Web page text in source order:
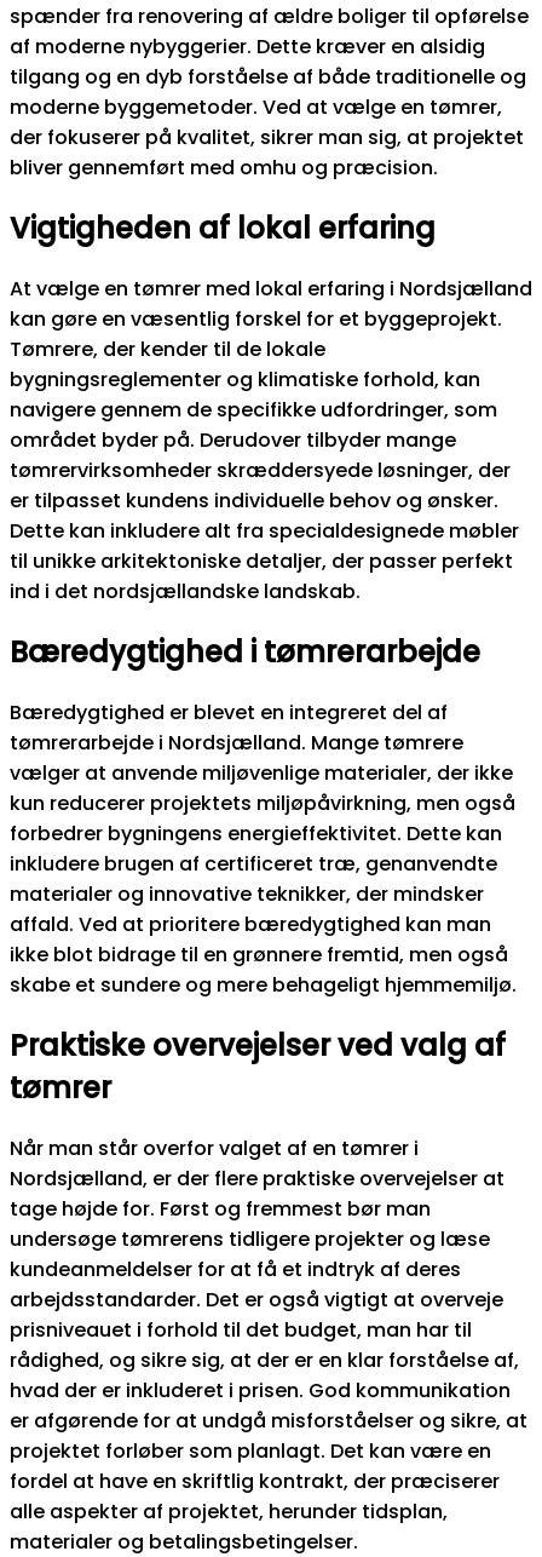
spænder fra renovering af ældre boliger til opførelse
af moderne nybyggerier. Dette kræver en alsidig
tilgang og en dyb forståelse af både traditionelle og
moderne byggemetoder. Ved at vælge en tømrer,
der fokuserer på kvalitet, sikrer man sig, at projektet
bliver gennemført med omhu og præcision.
Vigtigheden af lokal erfaring
At vælge en tømrer med lokal erfaring i Nordsjælland
kan gøre en væsentlig forskel for et byggeprojekt.
Tømrere, der kender til de lokale
bygningsreglementer og klimatiske forhold, kan
navigere gennem de specifikke udfordringer, som
området byder på. Derudover tilbyder mange
tømrervirksomheder skræddersyede løsninger, der
er tilpasset kundens individuelle behov og ønsker.
Dette kan inkludere alt fra specialdesignede møbler
til unikke arkitektoniske detaljer, der passer perfekt
ind i det nordsjællandske landskab.
Bæredygtighed i tømrerarbejde
Bæredygtighed er blevet en integreret del af
tømrerarbejde i Nordsjælland. Mange tømrere
vælger at anvende miljøvenlige materialer, der ikke
kun reducerer projektets miljøpåvirkning, men også
forbedrer bygningens energieffektivitet. Dette kan
inkludere brugen af certificeret træ, genanvendte
materialer og innovative teknikker, der mindsker
affald. Ved at prioritere bæredygtighed kan man
ikke blot bidrage til en grønnere fremtid, men også
skabe et sundere og mere behageligt hjemmemiljø.
Praktiske overvejelser ved valg af
tømrer
Når man står overfor valget af en tømrer i
Nordsjælland, er der flere praktiske overvejelser at
tage højde for. Først og fremmest bør man
undersøge tømrerens tidligere projekter og læse
kundeanmeldelser for at få et indtryk af deres
arbejdsstandarder. Det er også vigtigt at overveje
prisniveauet i forhold til det budget, man har til
rådighed, og sikre sig, at der er en klar forståelse af,
hvad der er inkluderet i prisen. God kommunikation
er afgørende for at undgå misforståelser og sikre, at
projektet forløber som planlagt. Det kan være en
fordel at have en skriftlig kontrakt, der præciserer
alle aspekter af projektet, herunder tidsplan,
materialer og betalingsbetingelser.